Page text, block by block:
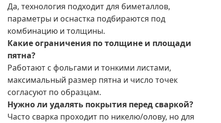
Да, технология подходит для биметаллов,
параметры и оснастка подбираются под
комбинацию и толщины.
Какие ограничения по толщине и площади
пятна?
Работают с фольгами и тонкими листами,
максимальный размер пятна и число точек
согласуют по образцам.
Нужно ли удалять покрытия перед сваркой?
Часто сварка проходит по никелю/олову, но для